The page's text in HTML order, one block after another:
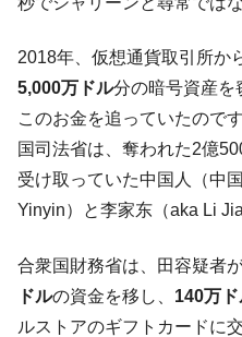
中国だけが
『Money1』
韓国製造業
種は全般的「不調」⇒ PSIが
『Money1』
【米韓激突案
ン』1人当たり賠償10万ウ
『Money1』 韓国で猛暑。
「KDDX」1番艦、2032年竣
『Money1』
【対日本円】
に韓国がいっちょがみしたの
2018年、仮想通貨取引所か
5,000万ドル分の暗号資産を
このお金を追っていたので
国司法省は、奪われた2億
受け取っていた中国人（中
Yinyin）と李家东（aka Li
合衆国財務省は、田容疑者
ドルの資金を移し、 140万ド
ルストアのギフトカードに